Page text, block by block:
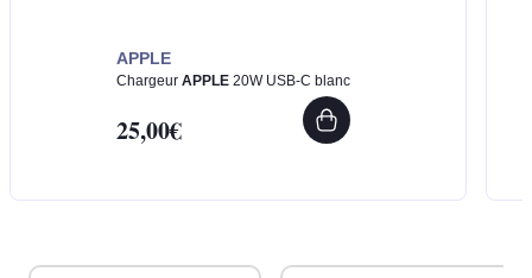
APPLE
Chargeur APPLE 20W USB-C blanc
25,00€